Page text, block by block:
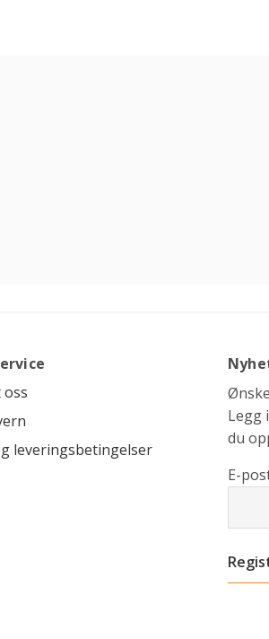
leveringsbetingelser
Legg
du
E-